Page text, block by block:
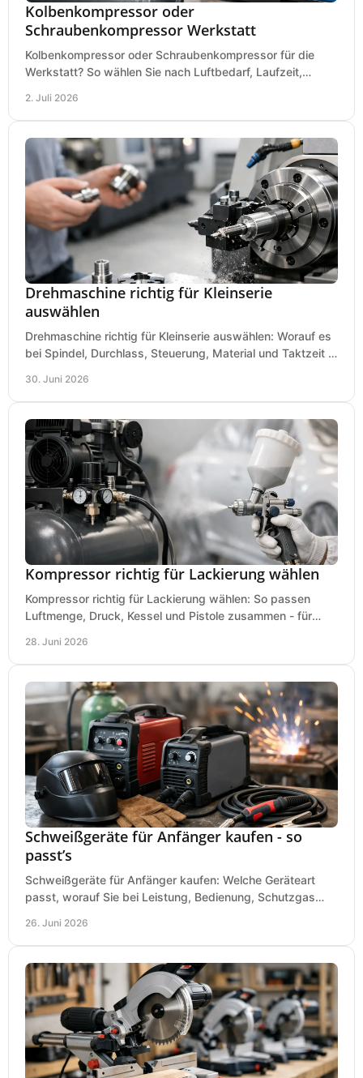
Kolbenkompressor oder
Schraubenkompressor Werkstatt
Kolbenkompressor oder Schraubenkompressor für die
Werkstatt? So wählen Sie nach Luftbedarf, Laufzeit,
2. Juli 2026
Drehmaschine richtig für Kleinserie
auswählen
Drehmaschine richtig für Kleinserie auswählen: Worauf es
bei Spindel, Durchlass, Steuerung, Material und Taktzeit in
30. Juni 2026
Kompressor richtig für Lackierung wählen
Kompressor richtig für Lackierung wählen: So passen
Luftmenge, Druck, Kessel und Pistole zusammen - für
28. Juni 2026
Schweißgeräte für Anfänger kaufen - so
passt’s
Schweißgeräte für Anfänger kaufen: Welche Geräteart
passt, worauf Sie bei Leistung, Bedienung, Schutzgas
26. Juni 2026